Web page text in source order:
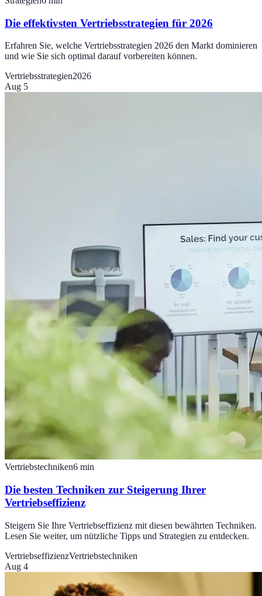
Die effektivsten Vertriebsstrategien für 2026
Erfahren Sie, welche Vertriebsstrategien 2026 den Markt dominieren
und wie Sie sich optimal darauf vorbereiten können.
Vertriebsstrategien2026
Aug 5
Vertriebstechniken6 min
Die besten Techniken zur Steigerung Ihrer
Vertriebseffizienz
Steigern Sie Ihre Vertriebseffizienz mit diesen bewährten Techniken.
Lesen Sie weiter, um nützliche Tipps und Strategien zu entdecken.
VertriebseffizienzVertriebstechniken
Aug 4